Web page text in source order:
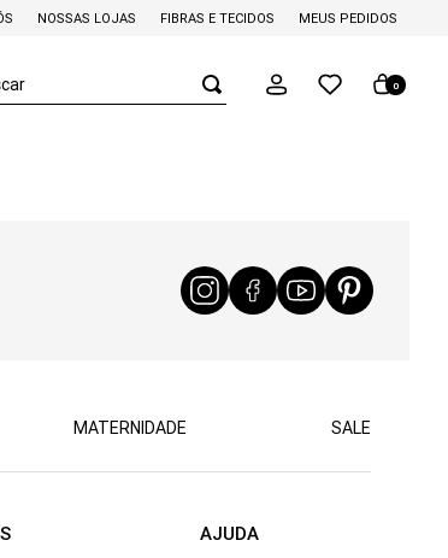
NOSSAS LOJAS FIBRAS E TECIDOS MEUS PEDIDOS
0
MATERNIDADE SALE
AJUDA